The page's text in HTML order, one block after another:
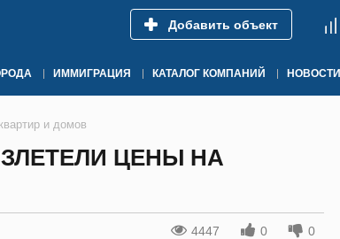
Добавить объект
ИММИГРАЦИЯ КАТАЛОГ КОМПАНИЙ НОВОСТИ
и домов
ЦЕНЫ НА
4447 0 0